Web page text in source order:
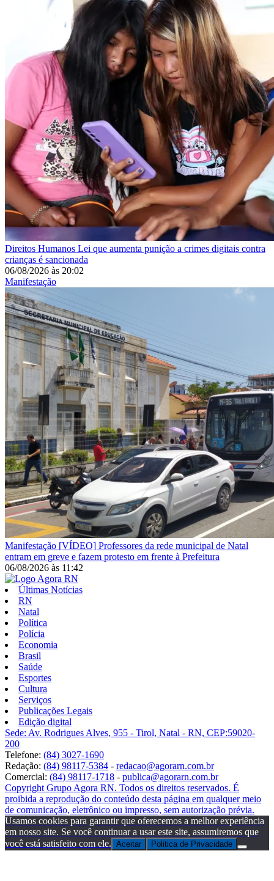
Direitos Humanos Lei que aumenta punição a crimes digitais contra
crianças é sancionada
06/08/2026 às 20:02
Manifestação
Manifestação [VÍDEO] Professores da rede municipal de Natal
entram em greve e fazem protesto em frente à Prefeitura
06/08/2026 às 11:42
Últimas Notícias
RN
Natal
Política
Polícia
Economia
Brasil
Saúde
Esportes
Cultura
Serviços
Publicações Legais
Edição digital
Sede: Av. Rodrigues Alves, 955 - Tirol, Natal - RN, CEP:59020-
200
Telefone: (84) 3027-1690
Redação: (84) 98117-5384 - redacao@agorarn.com.br
Comercial: (84) 98117-1718 - publica@agorarn.com.br
Copyright Grupo Agora RN. Todos os direitos reservados. É
proibida a reprodução do conteúdo desta página em qualquer meio
de comunicação, eletrônico ou impresso, sem autorização prévia.
Usamos cookies para garantir que oferecemos a melhor experiência
em nosso site. Se você continuar a usar este site, assumiremos que
você está satisfeito com ele. Aceitar Politica de Privacidade